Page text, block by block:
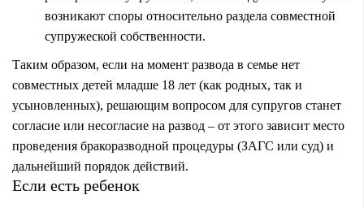
возникают споры относительно раздела совместной
супружеской собственности.
Таким образом, если на момент развода в семье нет
совместных детей младше 18 лет (как родных, так и
усыновленных), решающим вопросом для супругов станет
согласие или несогласие на развод – от этого зависит место
проведения бракоразводной процедуры (ЗАГС или суд) и
дальнейший порядок действий.
Если есть ребенок